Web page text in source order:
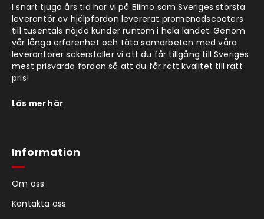
I snart tjugo års tid har vi på Blimo som Sveriges största
leverantör av hjälpfordon levererat promenadscooters
till tusentals nöjda kunder runtom i hela landet. Genom
vår långa erfarenhet och täta samarbeten med våra
leverantörer säkerställer vi att du får tillgång till Sveriges
mest prisvärda fordon så att du får rätt kvalitet till rätt
pris!
Läs mer här
Information
Om oss
Kontakta oss